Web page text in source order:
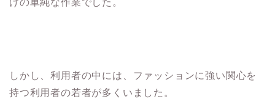
けの単純な作業でした。
しかし、利用者の中には、ファッションに強い関心を
持つ利用者の若者が多くいました。